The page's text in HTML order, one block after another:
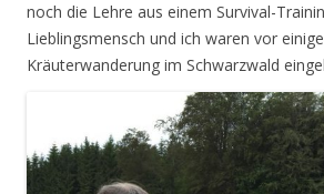
noch die Lehre aus einem Survival-
Lieblingsmensch und ich waren vor
Kräuterwanderung im Schwarzwald